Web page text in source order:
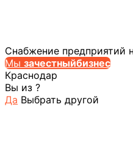
Снабжение предприятий
Мы зачестныйбизнес
Краснодар
Вы из ?
Да Выбрать другой